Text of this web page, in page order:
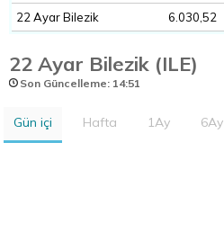
22 Ayar Bilezik 6.030,52
22 Ayar Bilezik (ILE)
Son Güncelleme: 14:51
Gün içi Hafta 1Ay 6Ay